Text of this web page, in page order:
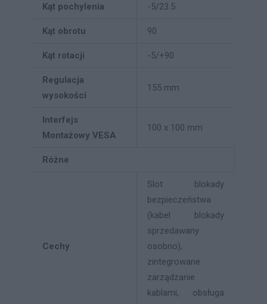
Kąt pochylenia -5/23.5
Kąt obrotu 90
Kąt rotacji -5/+90
Regulacja
wysokości
155 mm
Interfejs
Montażowy VESA
100 x 100 mm
Różne
Cechy
Slot blokady
bezpieczeństwa
(kabel blokady
sprzedawany
osobno),
zintegrowane
zarządzanie
kablami, obsługa